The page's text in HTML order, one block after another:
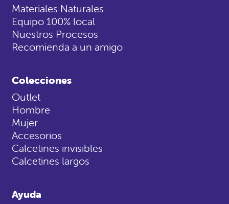
Materiales Naturales
Equipo 100% local
Nuestros Procesos
Recomienda a un amigo
Colecciones
Outlet
Hombre
Mujer
Accesorios
Calcetines invisibles
Calcetines largos
Ayuda